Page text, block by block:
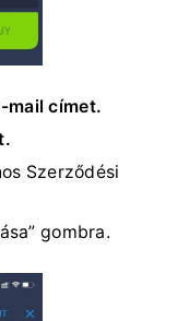
mail címet.
Szerződési
gombra.